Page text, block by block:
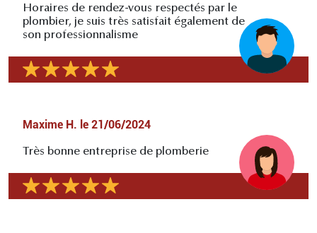
Horaires de rendez-vous respectés par le
plombier, je suis très satisfait également de
son professionnalisme
Maxime H. le 21/06/2024
Très bonne entreprise de plomberie